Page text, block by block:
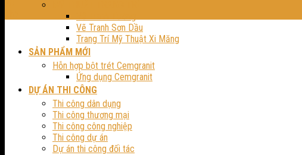
Vẽ Tranh Sơn Dầu
Trang Trí Mỹ Thuật Xi Măng
SẢN PHẨM MỚI
Hỗn hợp bột trét Cemgranit
Ứng dụng Cemgranit
DỰ ÁN THI CÔNG
Thi công dân dụng
Thi công thương mại
Thi công công nghiệp
Thi công dự án
Dự án thi công đối tác